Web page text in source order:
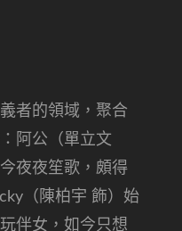
者的領域，聚合
阿公（單立文
夜夜笙歌，頗得
（陳柏宇 飾）始
伴女，如今只想